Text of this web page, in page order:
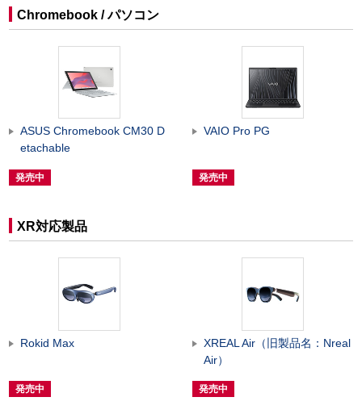
Chromebook / パソコン
ASUS Chromebook CM30 D
etachable
発売中
VAIO Pro PG
発売中
XR対応製品
Rokid Max
発売中
XREAL Air（旧製品名：Nreal
Air）
発売中